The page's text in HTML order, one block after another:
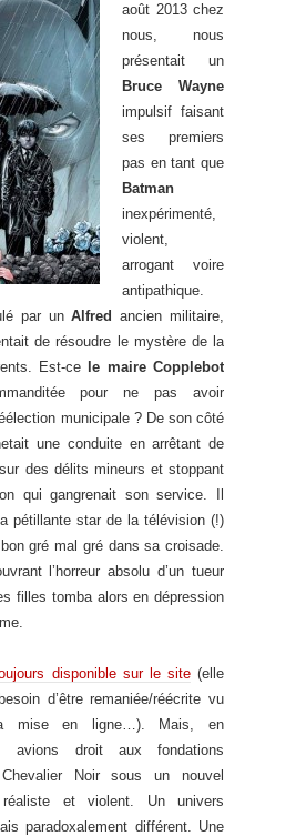
août 2013 chez
nous, nous
présentait un
Bruce Wayne
impulsif faisant
ses premiers
pas en tant que
Batman
inexpérimenté,
violent,
arrogant voire
antipathique.
par unAlfred ancien militaire,
de résoudre le mystère de la
Est-ce
le maire Copplebot
pour ne pas avoir
municipale ? De son côté
une conduite en arrêtant de
des délits mineurs et stoppant
qui gangrenait son service. Il
pétillante star de la télévision (!)
gré mal gré dans sa croisade.
l’horreur absolu d’un tueur
filles tomba alors en dépression
disponible sur le site(elle
d’être remaniée/réécrite vu
mise en ligne…). Mais, en
avions droit aux fondations
Noir sous un nouvel
réaliste et violent. Un univers
paradoxalement différent. Une